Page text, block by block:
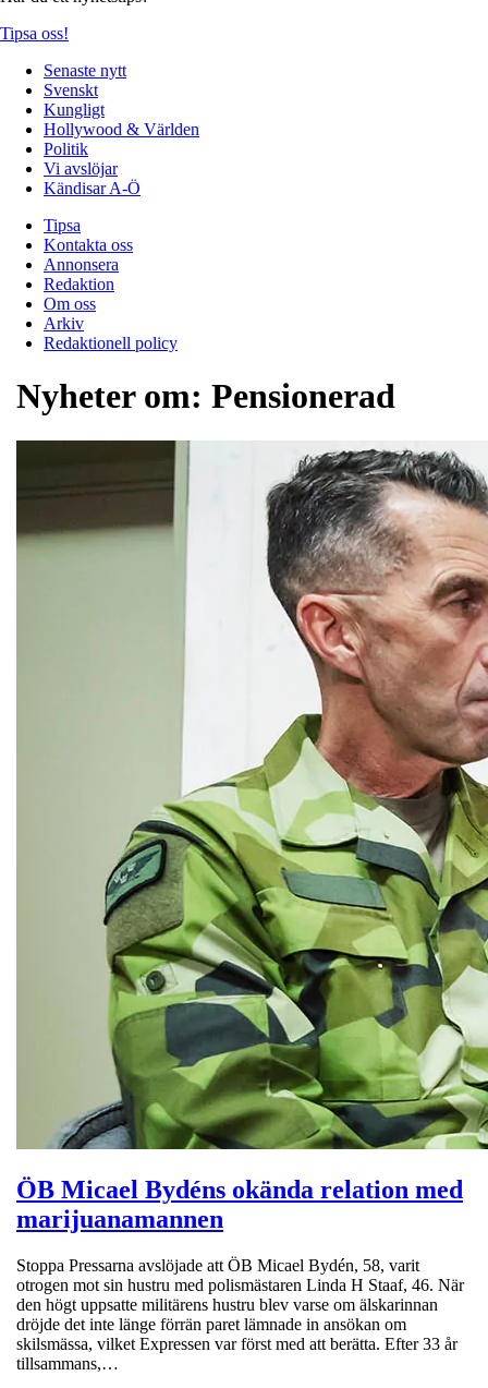
Tipsa oss!
Senaste nytt
Svenskt
Kungligt
Hollywood & Världen
Politik
Vi avslöjar
Kändisar A-Ö
Tipsa
Kontakta oss
Annonsera
Redaktion
Om oss
Arkiv
Redaktionell policy
Nyheter om: Pensionerad
ÖB Micael Bydéns okända relation med
marijuanamannen
Stoppa Pressarna avslöjade att ÖB Micael Bydén, 58, varit
otrogen mot sin hustru med polismästaren Linda H Staaf, 46. När
den högt uppsatte militärens hustru blev varse om älskarinnan
dröjde det inte länge förrän paret lämnade in ansökan om
skilsmässa, vilket Expressen var först med att berätta. Efter 33 år
tillsammans,…